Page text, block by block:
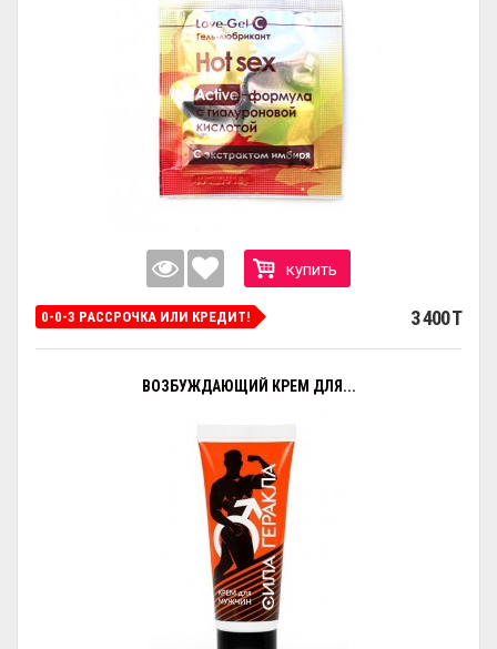
купить
0-0-3 РАССРОЧКА ИЛИ КРЕДИТ! 3 400 T
ВОЗБУЖДАЮЩИЙ КРЕМ ДЛЯ...